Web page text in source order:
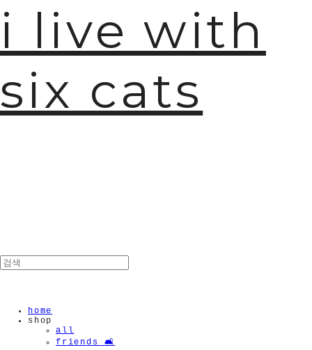
i live with
six cats
home
shop
all
friends 🛋️